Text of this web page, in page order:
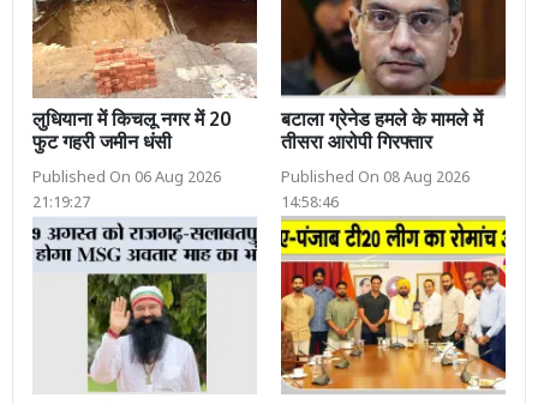
लुधियाना में किचलू नगर में 20
फुट गहरी जमीन धंसी
Published On 06 Aug 2026
21:19:27
बटाला ग्रेनेड हमले के मामले में
तीसरा आरोपी गिरफ्तार
Published On 08 Aug 2026
14:58:46